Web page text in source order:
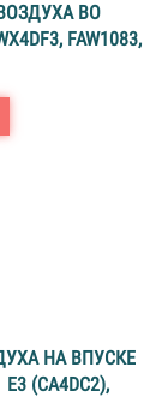
ВО
FAW1083,
НА ВПУСКЕ
(CA4DC2),